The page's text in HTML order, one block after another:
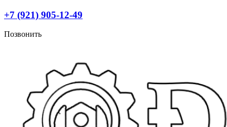
Перейти
содержимому
+7 (921) 905-12-49
Позвонить